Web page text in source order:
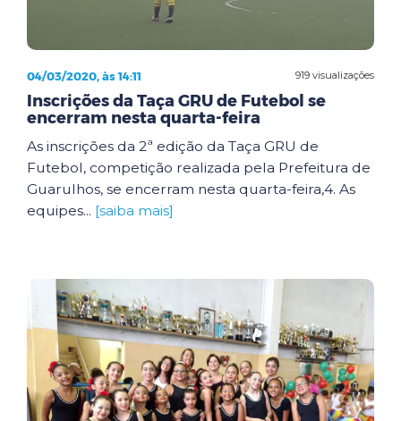
919 visualizações
04/03/2020, às 14:11
Inscrições da Taça GRU de Futebol se
encerram nesta quarta-feira
As inscrições da 2ª edição da Taça GRU de
Futebol, competição realizada pela Prefeitura de
Guarulhos, se encerram nesta quarta-feira,4. As
equipes... [saiba mais]